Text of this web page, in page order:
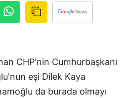
CHP'nin Cumhurbaşkanı
eşi Dilek Kaya
da burada olmayı